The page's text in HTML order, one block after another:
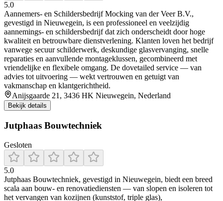
5.0
Aannemers‑ en Schildersbedrijf Mocking van der Veer B.V.,
gevestigd in Nieuwegein, is een professioneel en veelzijdig
aannemings‑ en schildersbedrijf dat zich onderscheidt door hoge
kwaliteit en betrouwbare dienstverlening. Klanten loven het bedrijf
vanwege secuur schilderwerk, deskundige glasvervanging, snelle
reparaties en aanvullende montageklussen, gecombineerd met
vriendelijke en flexibele omgang. De dovetailed service — van
advies tot uitvoering — wekt vertrouwen en getuigt van
vakmanschap en klantgerichtheid.
Anijsgaarde 21, 3436 HK Nieuwegein, Nederland
Bekijk details
Jutphaas Bouwtechniek
Gesloten
5.0
Jutphaas Bouwtechniek, gevestigd in Nieuwegein, biedt een breed
scala aan bouw- en renovatiediensten — van slopen en isoleren tot
het vervangen van kozijnen (kunststof, triple glas),